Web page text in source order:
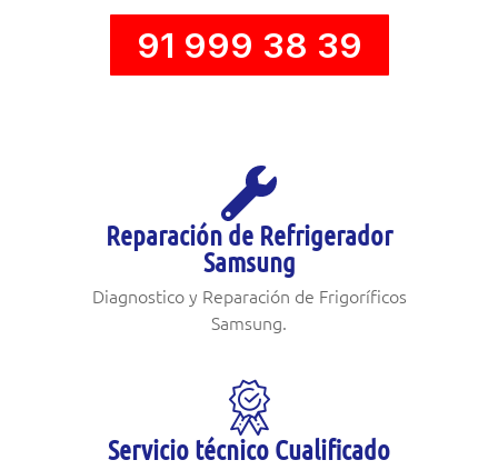
91 999 38 39
Reparación de Refrigerador
Samsung
Diagnostico y Reparación de Frigoríficos
Samsung.
Servicio técnico Cualificado